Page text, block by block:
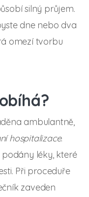
silný průjem.
dne nebo dva
omezí tvorbu
ambulantně,
hospitalizace.
léky, které
Při proceduře
zaveden